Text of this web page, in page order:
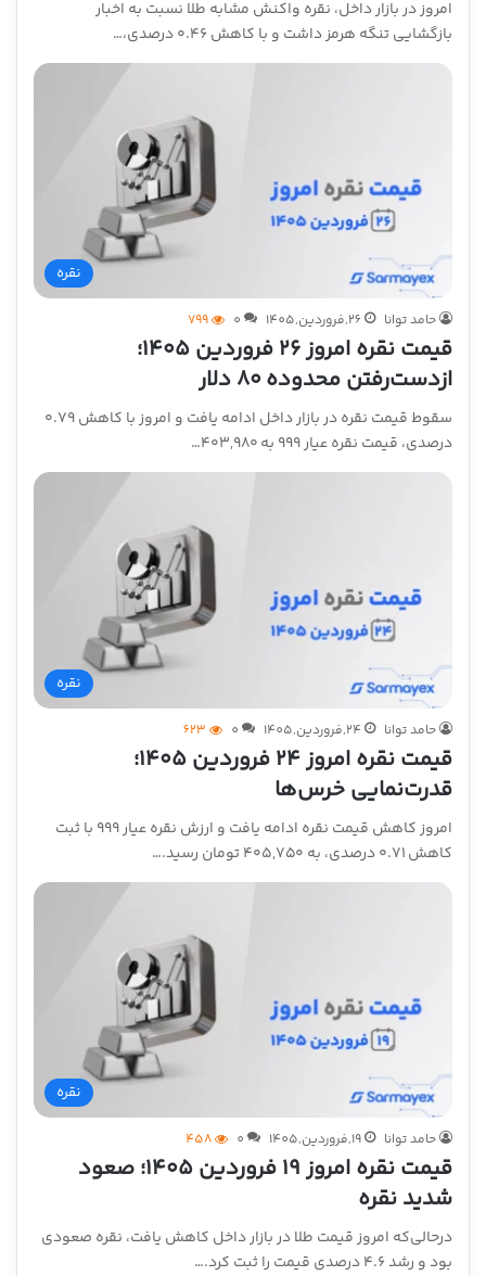
امروز در بازار داخل، نقره واکنش مشابه طلا نسبت به اخبار
بازگشایی تنگه هرمز داشت و با کاهش ۰.۴۶ درصدی،…
نقره
حامد توانا 26,فروردین,1405 0
799
قیمت نقره امروز ۲۶ فروردین ۱۴۰۵؛
ازدست‌رفتن محدوده ۸۰ دلار
سقوط قیمت نقره در بازار داخل ادامه یافت و امروز با کاهش ۰.۷۹
درصدی، قیمت نقره عیار ۹۹۹ به ۴۰۳,۹۸۰…
نقره
حامد توانا 24,فروردین,1405 0
623
قیمت نقره امروز ۲۴ فروردین ۱۴۰۵؛
قدرت‌نمایی خرس‌ها
امروز کاهش قیمت نقره ادامه یافت و ارزش نقره عیار ۹۹۹ با ثبت
کاهش ۰.۷۱ درصدی، به ۴۰۵,۷۵۰ تومان رسید.…
نقره
حامد توانا 19,فروردین,1405 0
458
قیمت نقره امروز ۱۹ فروردین ۱۴۰۵؛ صعود
شدید نقره
درحالی‌که امروز قیمت طلا در بازار داخل کاهش یافت، نقره صعودی
بود و رشد ۴.۶ درصدی قیمت را ثبت کرد.…